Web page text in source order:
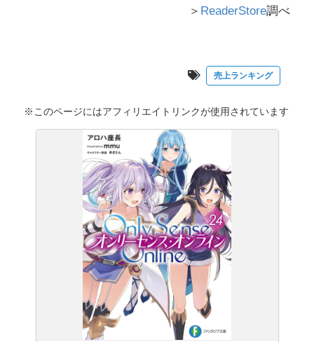
＞ ReaderStore調べ
売上ランキング
※このページにはアフィリエイトリンクが使用されています